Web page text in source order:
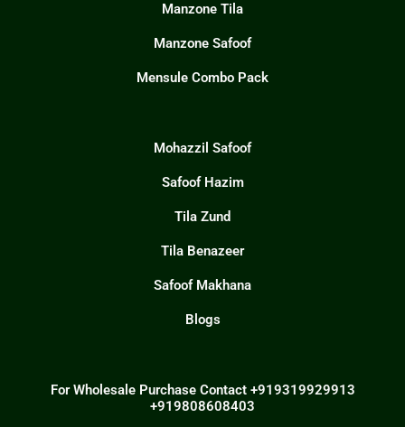
Manzone Tila
Manzone Safoof
Mensule Combo Pack
Mohazzil Safoof
Safoof Hazim
Tila Zund
Tila Benazeer
Safoof Makhana
Blogs
For Wholesale Purchase Contact +919319929913
+919808608403